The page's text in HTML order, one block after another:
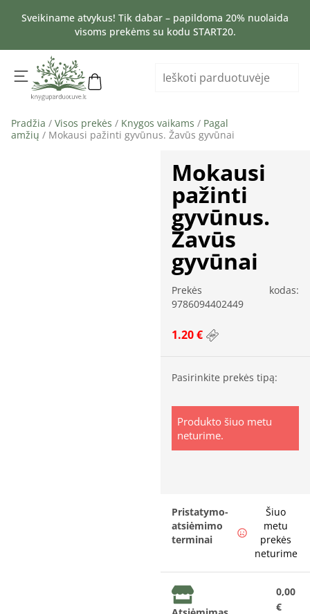
Sveikiname atvykus! Tik dabar – papildoma 20% nuolaida
visoms prekėms su kodu START20.
Pradžia / Visos prekės / Knygos vaikams / Pagal
amžių / Mokausi pažinti gyvūnus. Žavūs gyvūnai
Mokausi
pažinti
gyvūnus.
Žavūs
gyvūnai
Prekės kodas:
9786094402449
1.20 €
Pasirinkite prekės tipą:
Produkto šiuo metu
neturime.
Pristatymo-
atsiėmimo
terminai
Šiuo
metu
prekės
neturime
0,00
€